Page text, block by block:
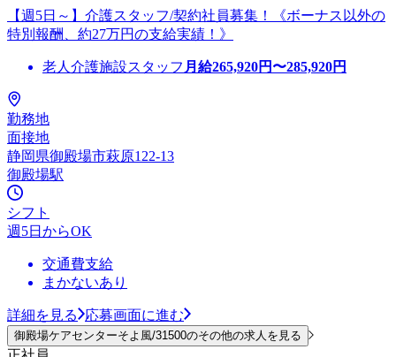
【週5日～】介護スタッフ/契約社員募集！《ボーナス以外の
特別報酬、約27万円の支給実績！》
老人介護施設スタッフ 月給265,920円〜285,920円
勤務地
面接地
静岡県御殿場市萩原122-13
御殿場駅
シフト
週5日からOK
交通費支給
まかないあり
詳細を見る 応募画面に進む
御殿場ケアセンターそよ風/31500のその他の求人を見る